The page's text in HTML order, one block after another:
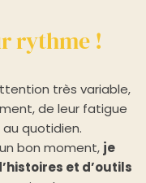
rythme !
très variable,
de leur fatigue
quotidien.
bon moment, je
et d’outils